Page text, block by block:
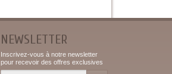
NEWSLETTER
Inscrivez-vous à notre newsletter
pour recevoir des offres exclusives